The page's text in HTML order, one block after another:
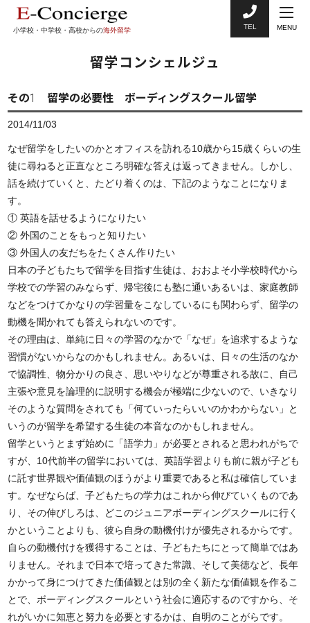
小学校・中学校・高校からの海外留学 TEL MENU
留学コンシェルジュ
その1 留学の必要性 ボーディングスクール留学
2014/11/03
なぜ留学をしたいのかとオフィスを訪れる10歳から15歳くらいの生
徒に尋ねると正直なところ明確な答えは返ってきません。しかし、
話を続けていくと、たどり着くのは、下記のようなことになりま
す。
① 英語を話せるようになりたい
② 外国のことをもっと知りたい
③ 外国人の友だちをたくさん作りたい
日本の子どもたちで留学を目指す生徒は、おおよそ小学校時代から
学校での学習のみならず、帰宅後にも塾に通いあるいは、家庭教師
などをつけてかなりの学習量をこなしているにも関わらず、留学の
動機を聞かれても答えられないのです。
その理由は、単純に日々の学習のなかで「なぜ」を追求するような
習慣がないからなのかもしれません。あるいは、日々の生活のなか
で協調性、物分かりの良さ、思いやりなどが尊重される故に、自己
主張や意見を論理的に説明する機会が極端に少ないので、いきなり
そのような質問をされても「何ていったらいいのかわからない」と
いうのが留学を希望する生徒の本音なのかもしれません。
留学というとまず始めに「語学力」が必要とされると思われがちで
すが、10代前半の留学においては、英語学習よりも前に親が子ども
に託す世界観や価値観のほうがより重要であると私は確信していま
す。なぜならば、子どもたちの学力はこれから伸びていくものであ
り、その伸びしろは、どこのジュニアボーディングスクールに行く
かということよりも、彼ら自身の動機付けが優先されるからです。
自らの動機付けを獲得することは、子どもたちにとって簡単ではあ
りません。それまで日本で培ってきた常識、そして美徳など、長年
かかって身につけてきた価値観とは別の全く新たな価値観を作るこ
とで、ボーディングスクールという社会に適応するのですから、そ
れがいかに知恵と努力を必要とするかは、自明のことがらです。